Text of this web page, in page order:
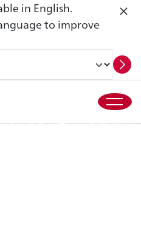
in English.
to improve